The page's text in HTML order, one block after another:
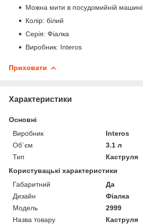
Можна мити в посудомийній машині
Колір: білий
Серія: Фіалка
Виробник: Interos
Приховати
Характеристики
Основні
Виробник
Interos
Об`єм
3.1 л
Тип
Каструля
Користувацькі характеристики
Габаритний
Да
Дизайн
Фіалка
Мoдель
2999
Назва товару
Каструля